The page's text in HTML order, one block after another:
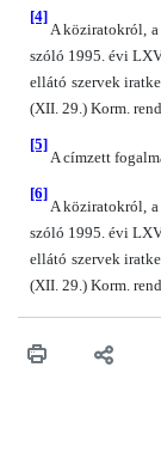
[4]
A köziratokról,
szóló 1995. évi
ellátó szervek
(XII. 29.) Korm.
[5]
A címzett
[6]
A köziratokról,
szóló 1995. évi
ellátó szervek
(XII. 29.) Korm.